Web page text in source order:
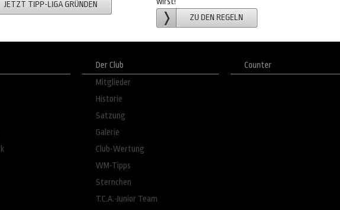
JETZT TIPP-LIGA GRÜNDEN
ZU DEN REGELN
Der Club
Mitglieder
Historie
Satzung
Galerie
Club-Wertung
WM-Tipps
Sternchen
T.C.A.-Junior Team
Counter